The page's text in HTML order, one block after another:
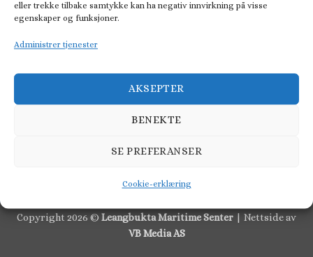
eller trekke tilbake samtykke kan ha negativ innvirkning på visse
egenskaper og funksjoner.
Administrer tjenester
AKSEPTER
BENEKTE
SE PREFERANSER
Cookie-erklæring
Leie lokaler?
marina@askermarina.no
Kontakt oss
Copyright 2026 ©Leangbukta Maritime Senter | Nettside av
VB Media AS